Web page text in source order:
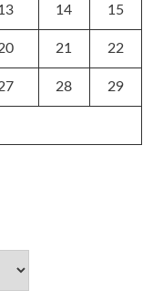
14 15
21 22
28 29